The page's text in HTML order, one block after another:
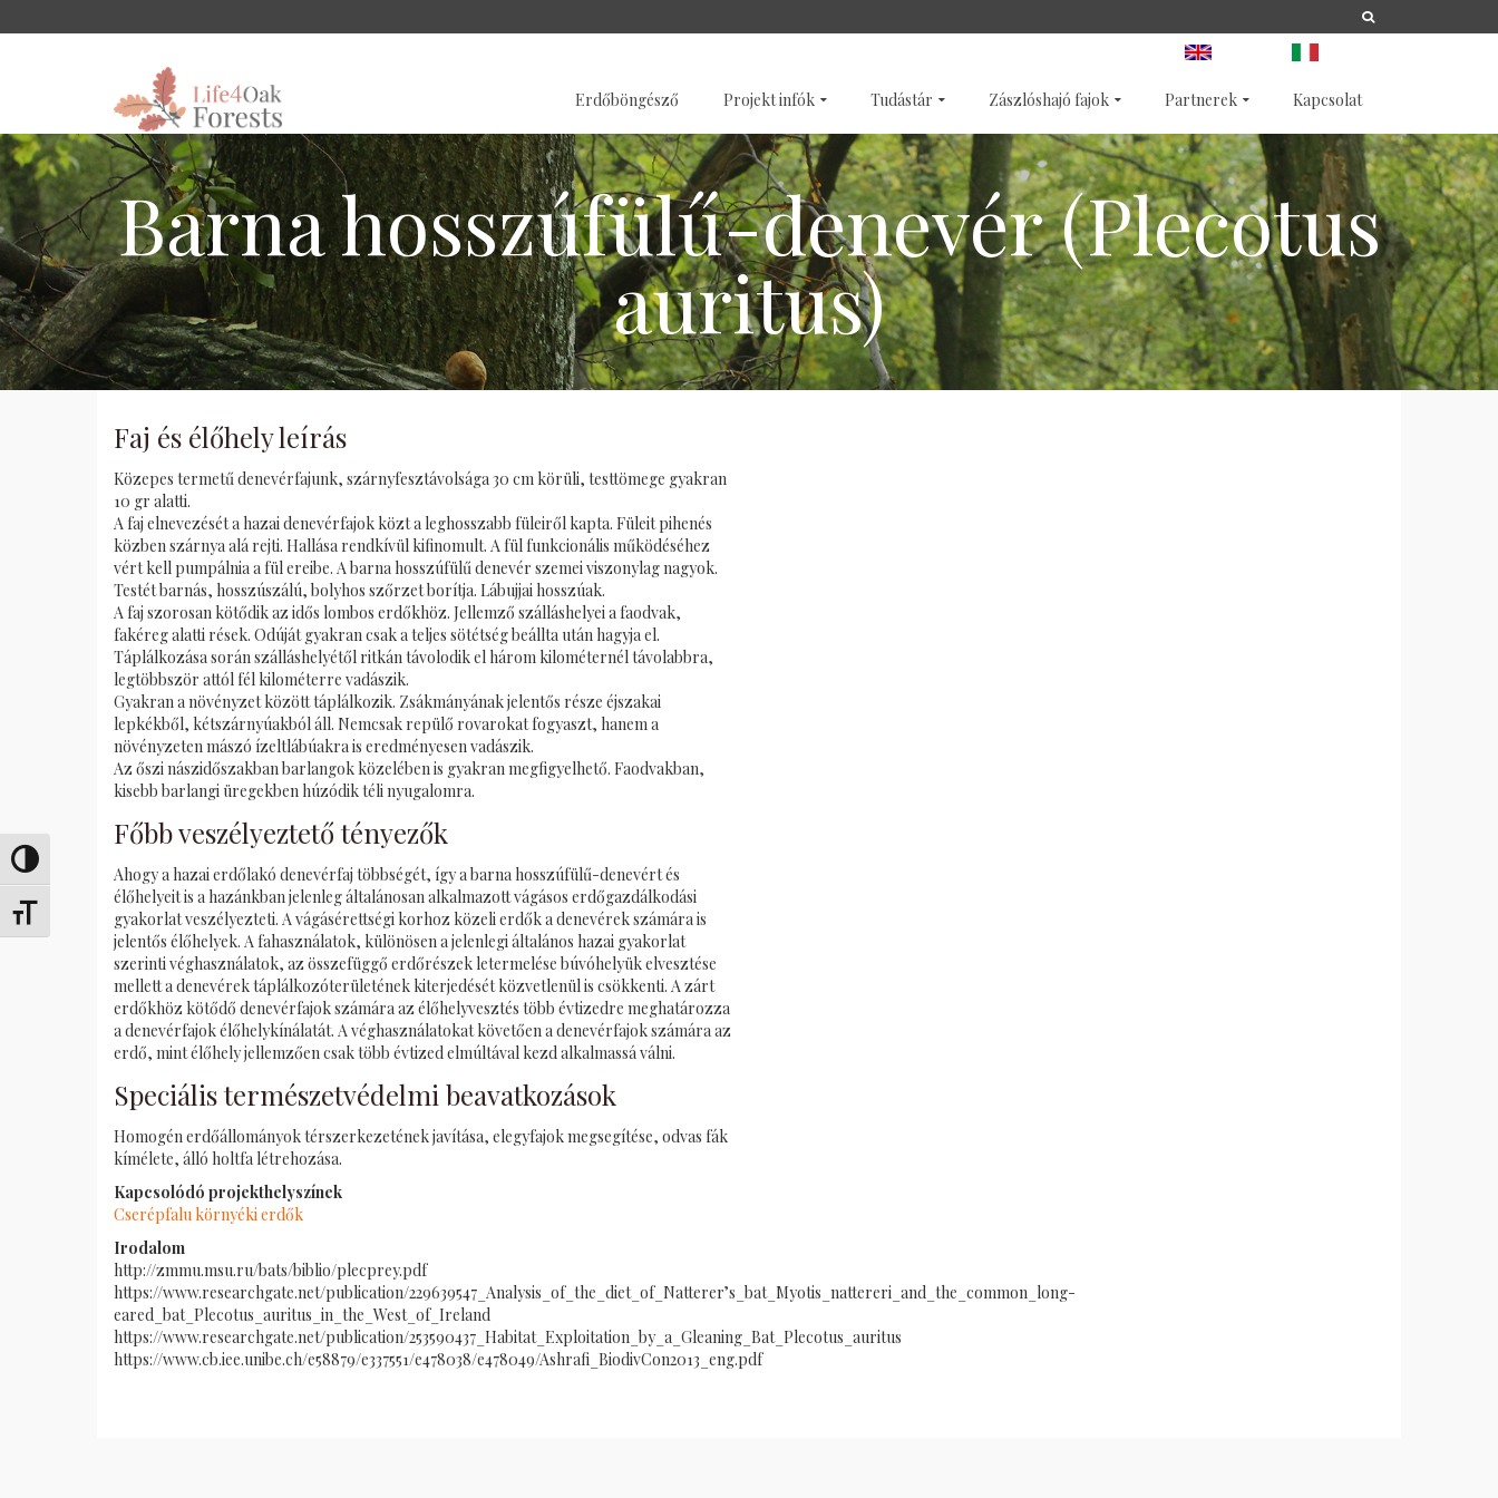
Переключить на высокую контрастность
Переключить на увеличенный шрифт
Erdőböngésző Projekt infók Tudástár Zászlóshajó fajok Partnerek Kapcsolat
Barna hosszúfülű-denevér (Plecotus
auritus)
Faj és élőhely leírás
Közepes termetű denevérfajunk, szárnyfesztávolsága 30 cm körüli, testtömege gyakran
10 gr alatti.
A faj elnevezését a hazai denevérfajok közt a leghosszabb füleiről kapta. Füleit pihenés
közben szárnya alá rejti. Hallása rendkívül kifinomult. A fül funkcionális működéséhez
vért kell pumpálnia a fül ereibe. A barna hosszúfülű denevér szemei viszonylag nagyok.
Testét barnás, hosszúszálú, bolyhos szőrzet borítja. Lábujjai hosszúak.
A faj szorosan kötődik az idős lombos erdőkhöz. Jellemző szálláshelyei a faodvak,
fakéreg alatti rések. Odúját gyakran csak a teljes sötétség beállta után hagyja el.
Táplálkozása során szálláshelyétől ritkán távolodik el három kilométernél távolabbra,
legtöbbször attól fél kilométerre vadászik.
Gyakran a növényzet között táplálkozik. Zsákmányának jelentős része éjszakai
lepkékből, kétszárnyúakból áll. Nemcsak repülő rovarokat fogyaszt, hanem a
növényzeten mászó ízeltlábúakra is eredményesen vadászik.
Az őszi nászidőszakban barlangok közelében is gyakran megfigyelhető. Faodvakban,
kisebb barlangi üregekben húzódik téli nyugalomra.
Főbb veszélyeztető tényezők
Ahogy a hazai erdőlakó denevérfaj többségét, így a barna hosszúfülű-denevért és
élőhelyeit is a hazánkban jelenleg általánosan alkalmazott vágásos erdőgazdálkodási
gyakorlat veszélyezteti. A vágásérettségi korhoz közeli erdők a denevérek számára is
jelentős élőhelyek. A fahasználatok, különösen a jelenlegi általános hazai gyakorlat
szerinti véghasználatok, az összefüggő erdőrészek letermelése búvóhelyük elvesztése
mellett a denevérek táplálkozóterületének kiterjedését közvetlenül is csökkenti. A zárt
erdőkhöz kötődő denevérfajok számára az élőhelyvesztés több évtizedre meghatározza
a denevérfajok élőhelykínálatát. A véghasználatokat követően a denevérfajok számára az
erdő, mint élőhely jellemzően csak több évtized elmúltával kezd alkalmassá válni.
Speciális természetvédelmi beavatkozások
Homogén erdőállományok térszerkezetének javítása, elegyfajok megsegítése, odvas fák
kímélete, álló holtfa létrehozása.
Kapcsolódó projekthelyszínek
Cserépfalu környéki erdők
Irodalom
http://zmmu.msu.ru/bats/biblio/plecprey.pdf
https://www.researchgate.net/publication/229639547_Analysis_of_the_diet_of_Natterer’s_bat_Myotis_nattereri_and_the_common_long-
eared_bat_Plecotus_auritus_in_the_West_of_Ireland
https://www.researchgate.net/publication/253590437_Habitat_Exploitation_by_a_Gleaning_Bat_Plecotus_auritus
https://www.cb.iee.unibe.ch/e58879/e337551/e478038/e478049/Ashrafi_BiodivCon2013_eng.pdf